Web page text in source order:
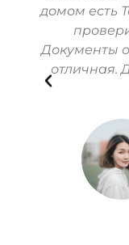
домом есть
Документы
отличная.